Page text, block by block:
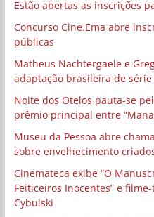
Estão abertas as inscrições
Concurso Cine.Ema abre
públicas
Matheus Nachtergaele e
adaptação brasileira de
Noite dos Otelos pauta-se
prêmio principal entre
Museu da Pessoa abre
sobre envelhecimento
Cinemateca exibe “O
Feiticeiros Inocentes” e
Cybulski